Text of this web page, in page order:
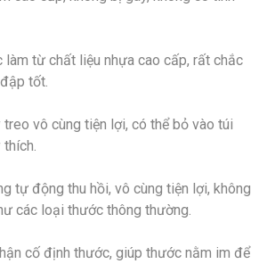
làm từ chất liệu nhựa cao cấp, rất chắc
tốt.
vô cùng tiện lợi, có thể bỏ vào túi
tự động thu hồi, vô cùng tiện lợi, không
các loại thước thông thường.
cố định thước, giúp thước nằm im để